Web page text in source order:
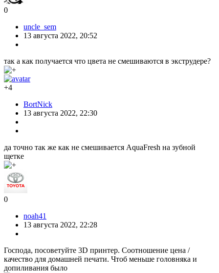
0
uncle_sem
13 августа 2022, 20:52
так а как получается что цвета не смешиваются в экструдере?
+4
BortNick
13 августа 2022, 22:30
да точно так же как не смешивается AquaFresh на зубной
щетке
0
noah41
13 августа 2022, 22:28
Господа, посоветуйте 3D принтер. Соотношение цена /
качество для домашней печати. Чтоб меньше головняка и
допиливания было